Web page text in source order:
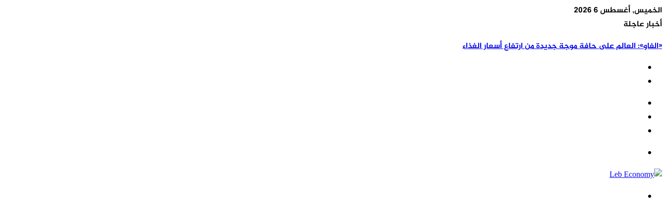
الخميس, أغسطس 6 2026
أخبار عاجلة
«الفاو»: العالم على حافة موجة جديدة من ارتفاع أسعار الغذاء